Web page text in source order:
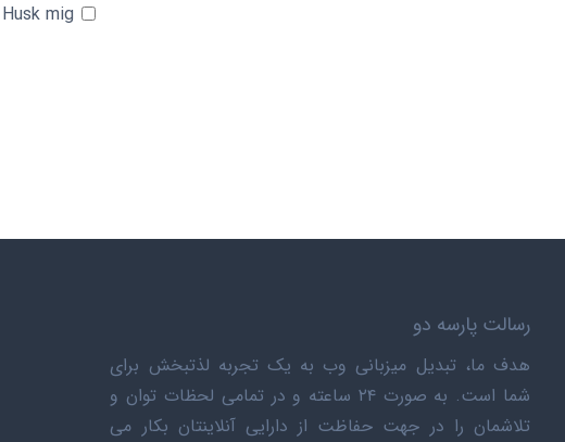
Husk mig
رسالت پارسه دو
هدف ما، تبدیل میزبانی وب به یک تجربه لذتبخش برای
شما است. به صورت ۲۴ ساعته و در تمامی لحظات توان و
تلاشمان را در جهت حفاظت از دارایی آنلاینتان بکار می